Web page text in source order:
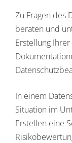
Zu Fragen des
beraten und
Erstellung
In einem
Situation im
Erstellen eine